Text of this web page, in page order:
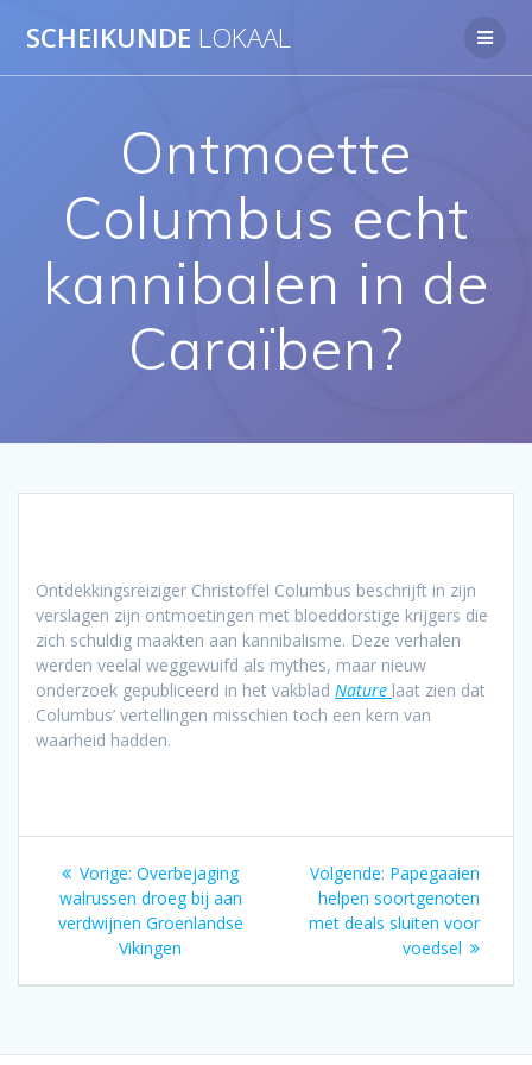
naar
SCHEIKUNDE LOKAAL
Ontmoette
Columbus echt
kannibalen in de
Caraïben?
Ontdekkingsreiziger Christoffel Columbus beschrijft in zijn
verslagen zijn ontmoetingen met bloeddorstige krijgers die
zich schuldig maakten aan kannibalisme. Deze verhalen
werden veelal weggewuifd als mythes, maar nieuw
onderzoek gepubliceerd in het vakblad Nature laat zien dat
Columbus’ vertellingen misschien toch een kern van
waarheid hadden.
Bericht
navigatie
Vorige: Vorig
bericht:
Overbejaging
walrussen droeg bij aan
verdwijnen Groenlandse
Vikingen
Volgende: Volgend
bericht:
Papegaaien
helpen soortgenoten
met deals sluiten voor
voedsel